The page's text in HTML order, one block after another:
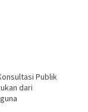
Publik
dari